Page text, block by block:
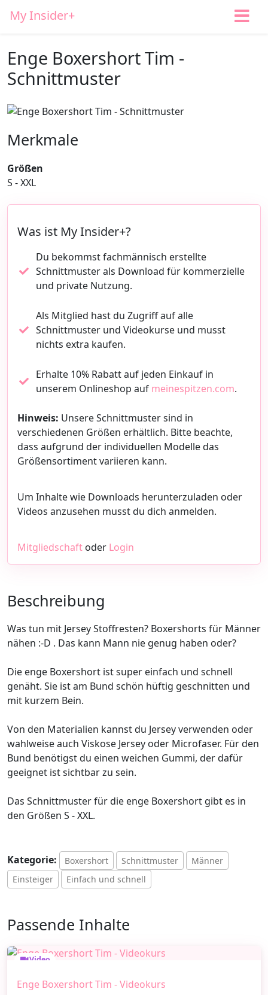
My Insider+
Enge Boxershort Tim -
Schnittmuster
Merkmale
Größen
S - XXL
Was ist My Insider+?
Du bekommst fachmännisch erstellte
Schnittmuster als Download für kommerzielle
und private Nutzung.
Als Mitglied hast du Zugriff auf alle
Schnittmuster und Videokurse und musst
nichts extra kaufen.
Erhalte 10% Rabatt auf jeden Einkauf in
unserem Onlineshop auf meinespitzen.com.
Hinweis: Unsere Schnittmuster sind in
verschiedenen Größen erhältlich. Bitte beachte,
dass aufgrund der individuellen Modelle das
Größensortiment variieren kann.
Um Inhalte wie Downloads herunterzuladen oder
Videos anzusehen musst du dich anmelden.
Mitgliedschaft oder Login
Beschreibung
Was tun mit Jersey Stoffresten? Boxershorts für Männer
nähen :-D . Das kann Mann nie genug haben oder?
Die enge Boxershort ist super einfach und schnell
genäht. Sie ist am Bund schön hüftig geschnitten und
mit kurzem Bein.
Von den Materialien kannst du Jersey verwenden oder
wahlweise auch Viskose Jersey oder Microfaser. Für den
Bund benötigst du einen weichen Gummi, der dafür
geeignet ist sichtbar zu sein.
Das Schnittmuster für die enge Boxershort gibt es in
den Größen S - XXL.
Kategorie: Boxershort Schnittmuster
Männer
Einsteiger
Einfach und schnell
Passende Inhalte
Video
Enge Boxershort Tim - Videokurs